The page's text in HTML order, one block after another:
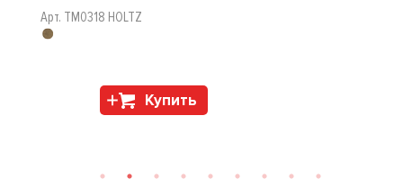
Арт. TM0318 HOLTZ
Купить